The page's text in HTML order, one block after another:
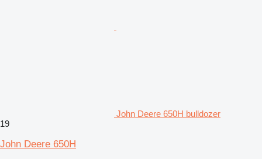
John Deere 650H bulldozer
19
John Deere 650H